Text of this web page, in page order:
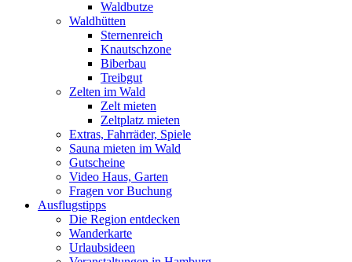
Waldbutze
Waldhütten
Sternenreich
Knautschzone
Biberbau
Treibgut
Zelten im Wald
Zelt mieten
Zeltplatz mieten
Extras, Fahrräder, Spiele
Sauna mieten im Wald
Gutscheine
Video Haus, Garten
Fragen vor Buchung
Ausflugstipps
Die Region entdecken
Wanderkarte
Urlaubsideen